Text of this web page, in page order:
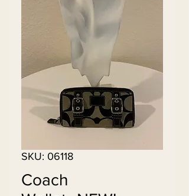
SKU: 06118
Coach